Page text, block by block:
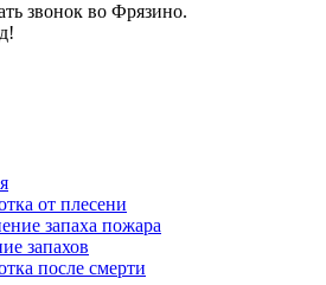
звонок во Фрязино.
от плесени
запаха пожара
запахов
после смерти